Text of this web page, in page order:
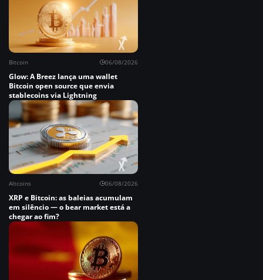
Bitcoin 06/08/2026
Glow: A Breez lança uma wallet
Bitcoin open source que envia
stablecoins via Lightning
Altcoins 06/08/2026
XRP e Bitcoin: as baleias acumulam
em silêncio — o bear market está a
chegar ao fim?